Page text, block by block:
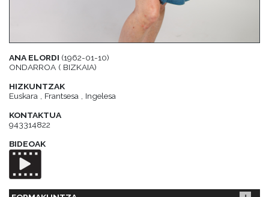
ANA ELORDI (1962-01-10)
ONDARROA ( BIZKAIA)
HIZKUNTZAK
Euskara , Frantsesa , Ingelesa
KONTAKTUA
943314822
BIDEOAK